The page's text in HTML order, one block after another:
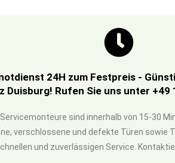
24H zum Festpreis -
Duisburg! Rufen Sie uns unter +49
sind innerhalb von 15-30
verschlossene und defekte Türen sowie
und zuverlässigen Service.